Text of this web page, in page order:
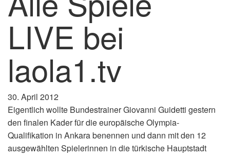
LIVE bei
laola1.tv
30. April 2012
Eigentlich wollte Bundestrainer Giovanni Guidetti gestern
den finalen Kader für die europäische Olympia-
Qualifikation in Ankara benennen und dann mit den 12
ausgewählten Spielerinnen in die türkische Hauptstadt